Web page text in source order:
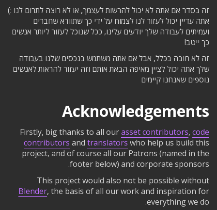
זה בסדר אם אתה לא יכול להרשות לעצמך, או לא רוצה לתרום לנו :)
אתה עדיין יכול לעזור לנו לצמוח על ידי כך שתוודא שחברים
ועמיתים לעבודה שלך יודעים עלינו, ככל שנוכל לעזור ליותר אנשים
כך ייטב!
זה לא חובה בכלל, אבל אם אתה משתמש בנכסים שלנו בעבודה
שלך אתה יכול לציין מאיפה הבאת אותם וזה יעזור להראות לאנשים
נוספים שאנחנו קיימים
Acknowledgements
Firstly, big thanks to all ourasset contributors, code
contributors and translators who help us build this
project, and of course all our Patrons (named in the
footer below) and corporate sponsors.
This project would also not be possible without
Blender, the basis of all our work and inspiration for
everything we do.